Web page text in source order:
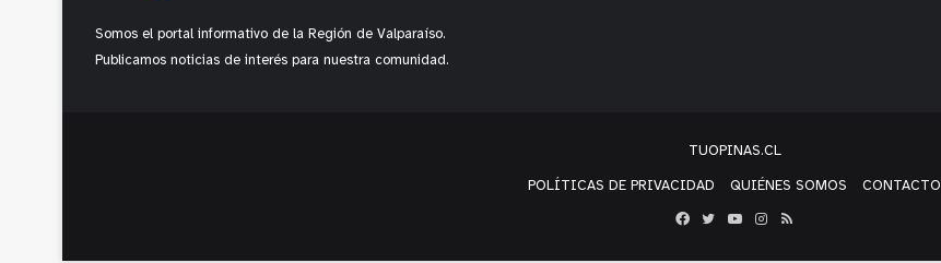
Somos el portal informativo de la Región de Valparaíso.
Publicamos noticias de interés para nuestra comunidad.
TUOPINAS.CL
POLÍTICAS DE PRIVACIDAD QUIÉNES SOMOS CONTACTO